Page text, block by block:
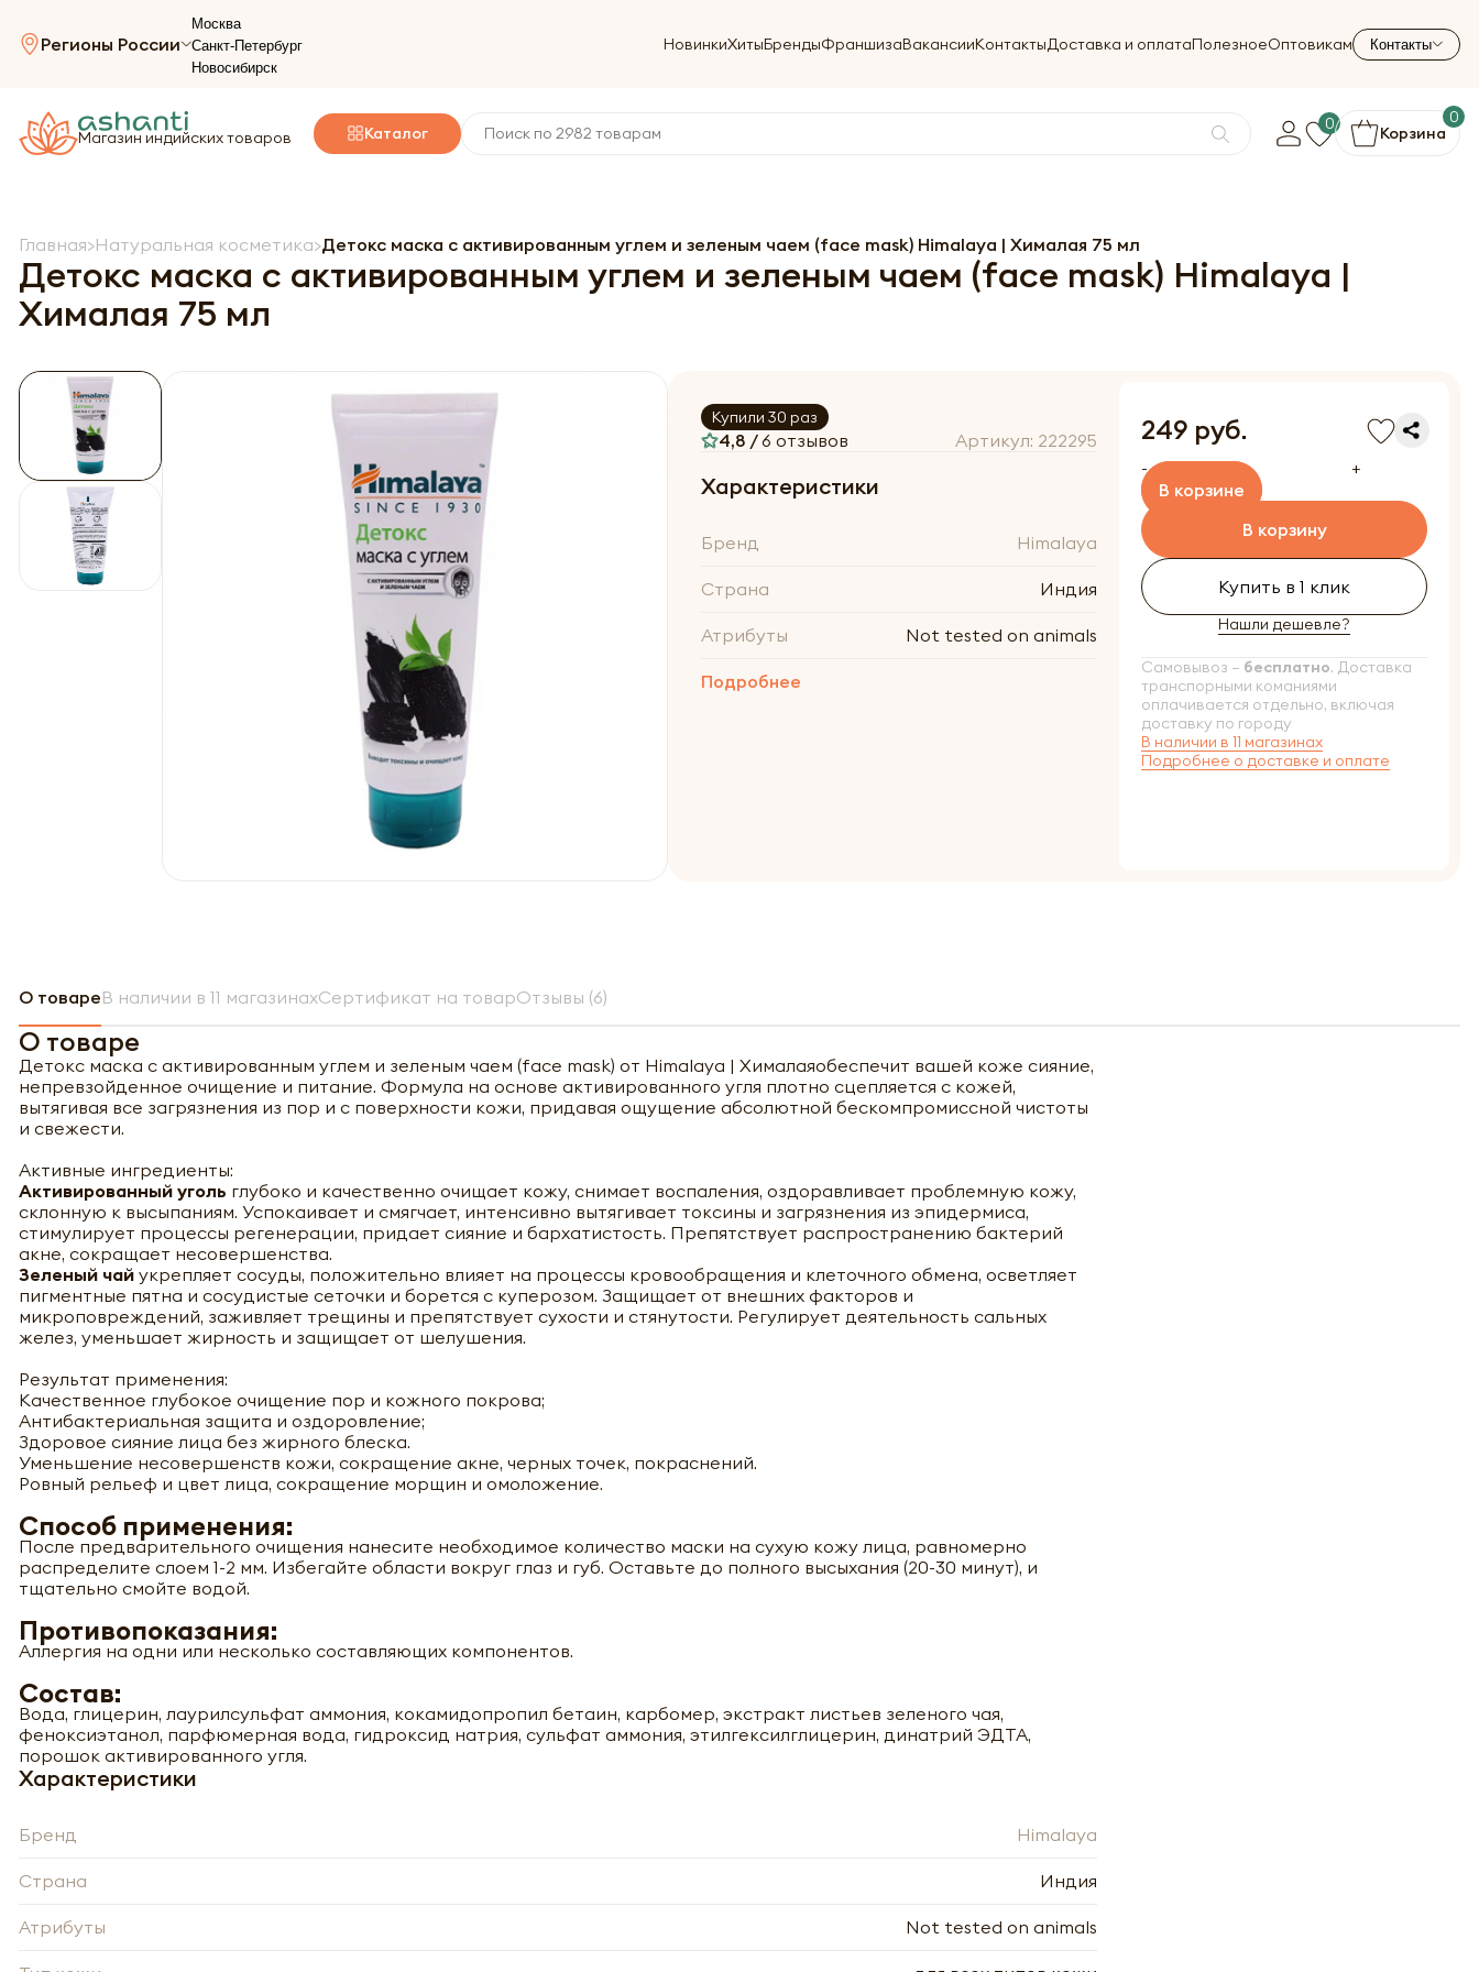
Регионы России
Москва
Санкт-Петербург
Новосибирск
НовинкиХитыБрендыФраншизаВакансииКонтактыДоставка и оплатаПолезноеОптовикам Контакты
Магазин индийских товаров Каталог 0 Корзина
0
Главная Натуральная косметика Детокс маска с активированным углем и зеленым чаем (face mask) Himalaya | Хималая 75 мл
Детокс маска с активированным углем и зеленым чаем (face mask) Himalaya |
Хималая 75 мл
Купили 30 раз
4,8 /6 отзывов Артикул: 222295
Характеристики
Бренд Himalaya
Страна Индия
Атрибуты Not tested on animals
Подробнее
249 руб.
-
+
В корзине
В корзину
Купить в 1 клик
Нашли дешевле?
Самовывоз – бесплатно. Доставка
транспорными команиями
оплачивается отдельно, включая
доставку по городу
В наличии в 11 магазинах
Подробнее о доставке и оплате
О товареВ наличии в 11 магазинахСертификат на товарОтзывы (6)
О товаре
Детокс маска с активированным углем и зеленым чаем (face mask) от Himalaya | Хималаяобеспечит вашей коже сияние,
непревзойденное очищение и питание. Формула на основе активированного угля плотно сцепляется с кожей,
вытягивая все загрязнения из пор и с поверхности кожи, придавая ощущение абсолютной бескомпромиссной чистоты
и свежести.
Активные ингредиенты:
Активированный уголь глубоко и качественно очищает кожу, снимает воспаления, оздоравливает проблемную кожу,
склонную к высыпаниям. Успокаивает и смягчает, интенсивно вытягивает токсины и загрязнения из эпидермиса,
стимулирует процессы регенерации, придает сияние и бархатистость. Препятствует распространению бактерий
акне, сокращает несовершенства.
Зеленый чай укрепляет сосуды, положительно влияет на процессы кровообращения и клеточного обмена, осветляет
пигментные пятна и сосудистые сеточки и борется с куперозом. Защищает от внешних факторов и
микроповреждений, заживляет трещины и препятствует сухости и стянутости. Регулирует деятельность сальных
желез, уменьшает жирность и защищает от шелушения.
Результат применения:
Качественное глубокое очищение пор и кожного покрова;
Антибактериальная защита и оздоровление;
Здоровое сияние лица без жирного блеска.
Уменьшение несовершенств кожи, сокращение акне, черных точек, покраснений.
Ровный рельеф и цвет лица, сокращение морщин и омоложение.
Способ применения:
После предварительного очищения нанесите необходимое количество маски на сухую кожу лица, равномерно
распределите слоем 1-2 мм. Избегайте области вокруг глаз и губ. Оставьте до полного высыхания (20-30 минут), и
тщательно смойте водой.
Противопоказания:
Аллергия на одни или несколько составляющих компонентов.
Состав:
Вода, глицерин, лаурилсульфат аммония, кокамидопропил бетаин, карбомер, экстракт листьев зеленого чая,
феноксиэтанол, парфюмерная вода, гидроксид натрия, сульфат аммония, этилгексилглицерин, динатрий ЭДТА,
порошок активированного угля.
Характеристики
Бренд Himalaya
Страна Индия
Атрибуты Not tested on animals